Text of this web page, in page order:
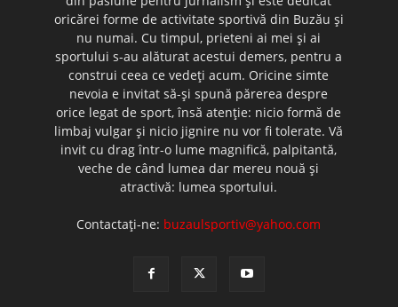
oricărei forme de activitate sportivă din Buzău şi
nu numai. Cu timpul, prieteni ai mei şi ai
sportului s-au alăturat acestui demers, pentru a
construi ceea ce vedeţi acum. Oricine simte
nevoia e invitat să-şi spună părerea despre
orice legat de sport, însă atenţie: nicio formă de
limbaj vulgar şi nicio jignire nu vor fi tolerate. Vă
invit cu drag într-o lume magnifică, palpitantă,
veche de când lumea dar mereu nouă şi
atractivă: lumea sportului.
Contactați-ne: buzaulsportiv@yahoo.com